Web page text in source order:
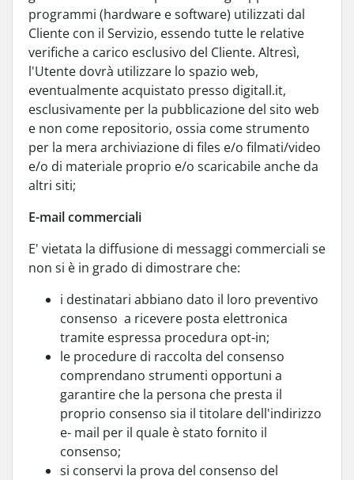
programmi (hardware e software) utilizzati dal
Cliente con il Servizio, essendo tutte le relative
verifiche a carico esclusivo del Cliente. Altresì,
l'Utente dovrà utilizzare lo spazio web,
eventualmente acquistato presso digitall.it,
esclusivamente per la pubblicazione del sito web
e non come repositorio, ossia come strumento
per la mera archiviazione di files e/o filmati/video
e/o di materiale proprio e/o scaricabile anche da
altri siti;
E-mail commerciali
E' vietata la diffusione di messaggi commerciali se
non si è in grado di dimostrare che:
i destinatari abbiano dato il loro preventivo
consenso a ricevere posta elettronica
tramite espressa procedura opt-in;
le procedure di raccolta del consenso
comprendano strumenti opportuni a
garantire che la persona che presta il
proprio consenso sia il titolare dell'indirizzo
e- mail per il quale è stato fornito il
consenso;
si conservi la prova del consenso del